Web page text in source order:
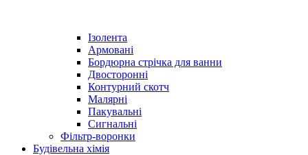
Ізолента
Армовані
Бордюрна стрічка для ванни
Двосторонні
Контурний скотч
Малярні
Пакувальні
Сигнальні
Фільтр-воронки
Будівельна хімія